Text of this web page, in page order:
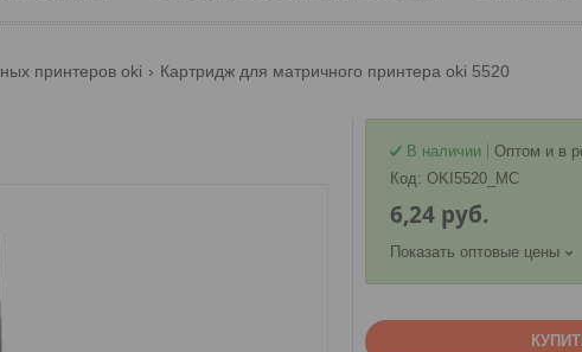
принтеров oki Картридж для матричного принтера oki 5520
В наличии
Оптом и в
Код: OKI5520_MC
6,24 руб.
Показать оптовые цены